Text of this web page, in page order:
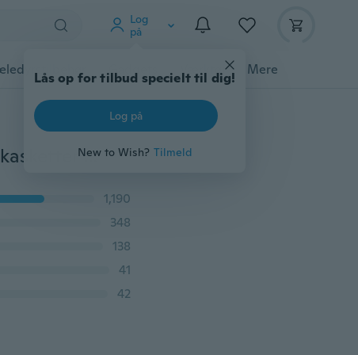
Log
på
Lås op for tilbud specielt til dig!
Log på
New to Wish? Tilmeld
Gadgets Værktøj Mere
Rød kvast Cosplay romersk ridder strik hjelm mænds kasketter Den originale barbariske håndlavede vinter varme skæg hatte ski sjove beanies
1,190
348
138
41
42